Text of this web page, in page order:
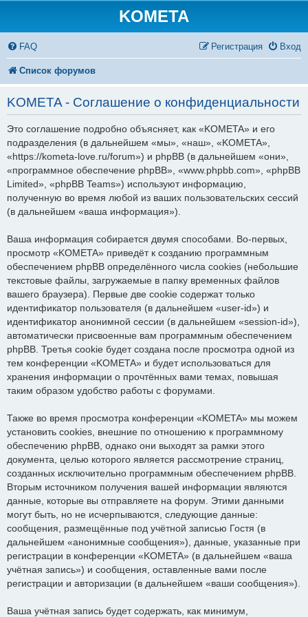
KOMETA
FAQ Вход
Регистрация
Список форумов
KOMETA - Соглашение о конфиденциальности
Это соглашение подробно объясняет, как «KOMETA» и его
подразделения (в дальнейшем «мы», «наш», «KOMETA»,
«https://kometa-love.ru/forum») и phpBB (в дальнейшем «они»,
«программное обеспечение phpBB», «www.phpbb.com», «phpBB
Limited», «phpBB Teams») используют информацию,
полученную во время любой из ваших пользовательских сессий
(в дальнейшем «ваша информация»).
Ваша информация собирается двумя способами. Во-первых,
просмотр «KOMETA» приведёт к созданию программным
обеспечением phpBB определённого числа cookies (небольшие
текстовые файлы, загружаемые в папку временных файлов
вашего браузера). Первые две cookie содержат только
идентификатор пользователя (в дальнейшем «user-id») и
идентификатор анонимной сессии (в дальнейшем «session-id»),
автоматически присвоенные вам программным обеспечением
phpBB. Третья cookie будет создана после просмотра одной из
тем конференции «KOMETA» и будет использоваться для
хранения информации о прочтённых вами темах, повышая
таким образом удобство работы с форумами.
Также во время просмотра конференции «KOMETA» мы можем
установить cookies, внешние по отношению к программному
обеспечению phpBB, однако они выходят за рамки этого
документа, целью которого является рассмотрение страниц,
созданных исключительно программным обеспечением phpBB.
Вторым источником получения вашей информации являются
данные, которые вы отправляете на форум. Этими данными
могут быть, но не исчерпываются, следующие данные:
сообщения, размещённые под учётной записью Гостя (в
дальнейшем «анонимные сообщения»), данные, указанные при
регистрации в конференции «KOMETA» (в дальнейшем «ваша
учётная запись») и сообщения, оставленные вами после
регистрации и авторизации (в дальнейшем «ваши сообщения»).
Ваша учётная запись будет содержать, как минимум,